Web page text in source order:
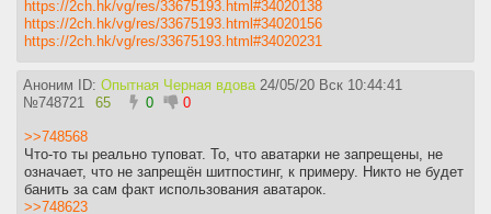
https://2ch.hk/vg/res/33675193.html#34020138
https://2ch.hk/vg/res/33675193.html#34020156
https://2ch.hk/vg/res/33675193.html#34020231
Аноним ID: Опытная Черная вдова 24/05/20 Вск 10:44:41
№748721 65 0 0
>>748568
Что-то ты реально туповат. То, что аватарки не запрещены, не
означает, что не запрещён шитпостинг, к примеру. Никто не будет
банить за сам факт использования аватарок.
>>748623